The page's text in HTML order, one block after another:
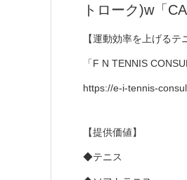
トローク)w「
【運動効率を上げるテ
「F N TENNIS
https://e-i-tennis-
【提供価値】
◆テニス